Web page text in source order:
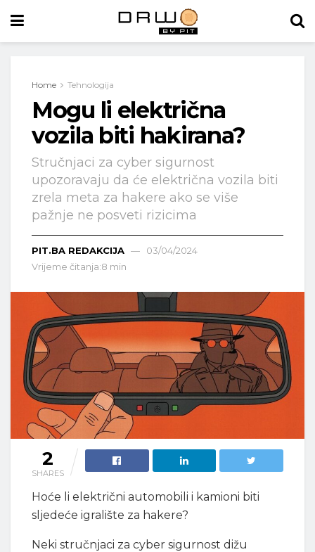
Home Tehnologija
Mogu li električna
vozila biti hakirana?
Stručnjaci za cyber sigurnost
upozoravaju da će električna vozila biti
zrela meta za hakere ako se više
pažnje ne posveti rizicima
PIT.BA REDAKCIJA
03/04/2024
Vrijeme čitanja:8 min
2
SHARES
Hoće li električni automobili i kamioni biti
sljedeće igralište za hakere?
Neki stručnjaci za cyber sigurnost dižu